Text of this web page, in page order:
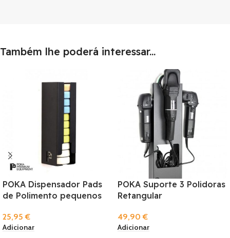
Também lhe poderá interessar...
POKA Dispensador Pads
de Polimento pequenos
25,95€
Adicionar
POKA Suporte 3 Polidoras
Retangular
49,90€
Adicionar